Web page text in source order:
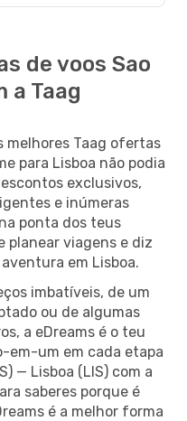
de voos Sao
a Taag
melhores Taag ofertas
para Lisboa não podia
exclusivos,
e inúmeras
ponta dos teus
planear viagens e diz
em Lisboa.
imbatíveis, de um
ou de algumas
a eDreams é o teu
em-um em cada etapa
— Lisboa (LIS) com a
saberes porque é
é a melhor forma